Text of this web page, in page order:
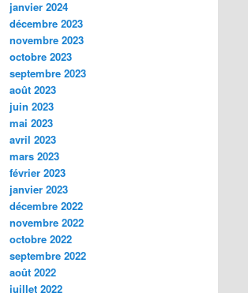
janvier 2024
décembre 2023
novembre 2023
octobre 2023
septembre 2023
août 2023
juin 2023
mai 2023
avril 2023
mars 2023
février 2023
janvier 2023
décembre 2022
novembre 2022
octobre 2022
septembre 2022
août 2022
juillet 2022